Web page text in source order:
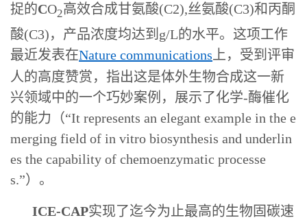
捉的CO2高效合成甘氨酸(C2),丝氨酸(C3)和丙酮
酸(C3)，产品浓度均达到g/L的水平。这项工作
最近发表在Nature communications 上，受到评审
人的高度赞赏，指出这是体外生物合成这一新
兴领域中的一个巧妙案例，展示了化学-酶催化
的能力 （“It represents an elegant example in the e
merging field of in vitro biosynthesis and underlin
es the capability of chemoenzymatic processe
s.”）。
ICE-CAP实现了迄今为止最高的生物固碳速